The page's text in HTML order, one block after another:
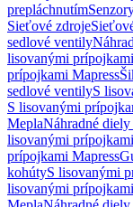
prepláchnutím
Sieťové zdroje
sedlové ventily
lisovanými
prípojkami Mapress
sedlové ventilyS
S lisovanými
MeplaNáhradné
lisovanými
prípojkami Mapress
kohútyS lisovanými
lisovanými